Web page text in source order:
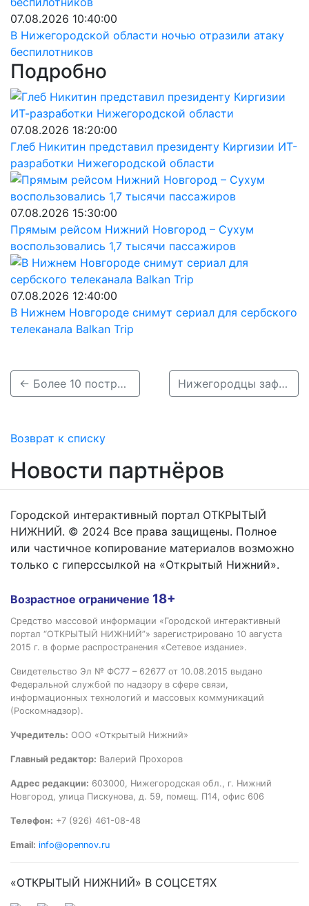
07.08.2026 10:40:00
В Нижегородской области ночью отразили атаку
беспилотников
Подробно
07.08.2026 18:20:00
Глеб Никитин представил президенту Киргизии ИТ-
разработки Нижегородской области
07.08.2026 15:30:00
Прямым рейсом Нижний Новгород – Сухум
воспользовались 1,7 тысячи пассажиров
07.08.2026 12:40:00
В Нижнем Новгороде снимут сериал для сербского
телеканала Balkan Trip
← Более 10 построек планируют снести на улице Белинского ради нового ЖК Нижегородцы зафиксировали огромные очереди из автомобилей на АЗС в Кулебаках →
Возврат к списку
Новости партнёров
Городской интерактивный портал ОТКРЫТЫЙ
НИЖНИЙ. © 2024 Все права защищены. Полное
или частичное копирование материалов возможно
только с гиперссылкой на «Открытый Нижний».
Возрастное ограничение 18+
Средство массовой информации «Городской интерактивный
портал “ОТКРЫТЫЙ НИЖНИЙ”» зарегистрировано 10 августа
2015 г. в форме распространения «Сетевое издание».
Свидетельство Эл № ФС77 – 62677 от 10.08.2015 выдано
Федеральной службой по надзору в сфере связи,
информационных технологий и массовых коммуникаций
(Роскомнадзор).
Учредитель: ООО «Открытый Нижний»
Главный редактор: Валерий Прохоров
Адрес редакции: 603000, Нижегородская обл., г. Нижний
Новгород, улица Пискунова, д. 59, помещ. П14, офис 606
Телефон: +7 (926) 461-08-48
Email: info@opennov.ru
«ОТКРЫТЫЙ НИЖНИЙ» В СОЦСЕТЯХ